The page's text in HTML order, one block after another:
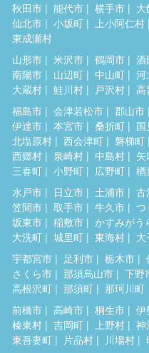
秋田市 能代市 横手市
仙北市
小坂町 上小阿仁村
東成瀬村
山形市 米沢市 鶴岡市 酒
南陽市
山辺町 中山町 河
大蔵村
鮭川村 戸沢村
福島市 会津若松市 郡山市
伊達市
本宮市 桑折町
北塩原村
西会津町 磐梯町
西郷村
泉崎村 中島村
三春町
小野町 広野町 楢
水戸市 日立市 土浦市 古
笠間市
取手市 牛久市 つ
坂東市
稲敷市 かすみがう
大洗町
城里町 東海村
宇都宮市 足利市 栃木市
さくら市
那須烏山市 下野
高根沢町
那須町 那珂川町
前橋市 高崎市 桐生市 伊
榛東村
吉岡町 上野村 神
東吾妻町
片品村 川場村